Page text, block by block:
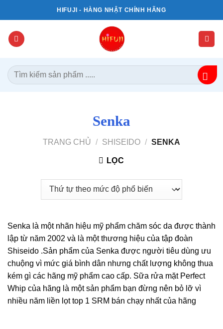
qua
dung
HIFUJI - HÀNG NHẬT CHÍNH HÃNG
Tìm
kiếm:
Senka
TRANG CHỦ / SHISEIDO / SENKA
LỌC
Senka là một nhãn hiệu mỹ phẩm chăm sóc da được thành
lập từ năm 2002 và là một thương hiệu của tập đoàn
Shiseido .Sản phẩm của Senka được người tiêu dùng ưu
chuộng vì mức giá bình dân nhưng chất lượng không thua
kém gì các hãng mỹ phẩm cao cấp. Sữa rửa mặt Perfect
Whip của hãng là một sản phẩm bạn đừng nên bỏ lỡ vì
nhiều năm liền lọt top 1 SRM bán chạy nhất của hãng